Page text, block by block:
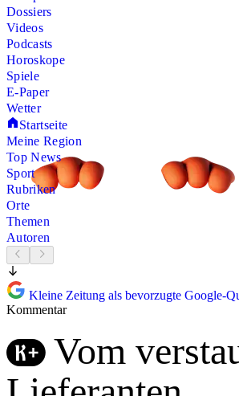
Dossiers
Videos
Podcasts
Horoskope
Spiele
E-Paper
Wetter
Startseite
Meine Region
Top News
Sport
Rubriken
Orte
Themen
Autoren
Kleine Zeitung als bevorzugte Google-
Kommentar
Vom